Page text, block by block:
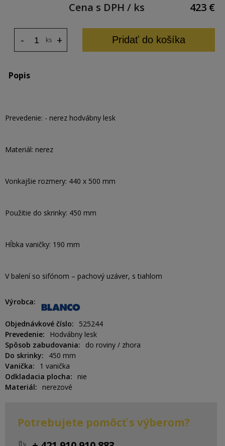
Cena s DPH / ks 423 €
ks +
- Pridať do košíka
Popis
Prevedenie: - nerez hodvábny lesk
Materiál: nerez
Vonkajšie rozmery: 440 x 500 mm
Použitie do skrinky: 450 mm
Hĺbka vaničky: 190 mm
V balení so sifónom – pachový uzáver, s tiahlom
Výrobca
Objednávkové číslo
525244
Prevedenie
Hodvábny lesk
Spôsob zabudovania
do roviny / zhora
Do skrinky
450 mm
Vanička
1 vanička
Odkladacia plocha
nie
Materiál
nerezové
Potrebujete pomôcť s výberom?